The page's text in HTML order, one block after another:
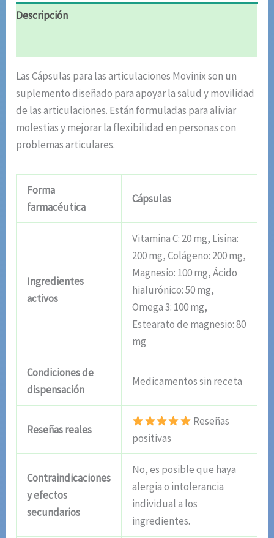
Descripción
Las Cápsulas para las articulaciones Movinix son un
suplemento diseñado para apoyar la salud y movilidad
de las articulaciones. Están formuladas para aliviar
molestias y mejorar la flexibilidad en personas con
problemas articulares.
Forma
farmacéutica
Cápsulas
Ingredientes
activos
Vitamina C: 20 mg, Lisina:
200 mg, Colágeno: 200 mg,
Magnesio: 100 mg, Ácido
hialurónico: 50 mg,
Omega 3: 100 mg,
Estearato de magnesio: 80
mg
Condiciones de
dispensación
Medicamentos sin receta
Reseñas reales
Reseñas
positivas
Contraindicaciones
y efectos
secundarios
No, es posible que haya
alergia o intolerancia
individual a los
ingredientes.